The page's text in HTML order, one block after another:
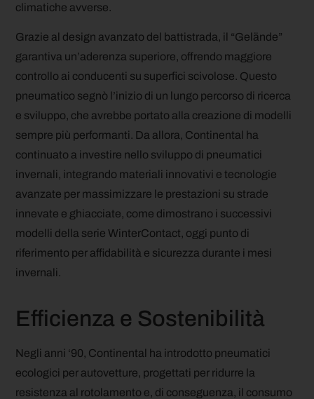
climatiche avverse.
Grazie al design avanzato del battistrada, il “Gelände”
garantiva un’aderenza superiore, offrendo maggiore
controllo ai conducenti su superfici scivolose. Questo
pneumatico segnò l’inizio di un lungo percorso di ricerca
e sviluppo, che avrebbe portato alla creazione di modelli
sempre più performanti. Da allora, Continental ha
continuato a investire nello sviluppo di pneumatici
invernali, integrando materiali innovativi e tecnologie
avanzate per massimizzare le prestazioni su strade
innevate e ghiacciate, come dimostrano i successivi
modelli della serie WinterContact, oggi punto di
riferimento per affidabilità e sicurezza durante i mesi
invernali.
Efficienza e Sostenibilità
Negli anni ‘90, Continental ha introdotto pneumatici
ecologici per autovetture, progettati per ridurre la
resistenza al rotolamento e, di conseguenza, il consumo